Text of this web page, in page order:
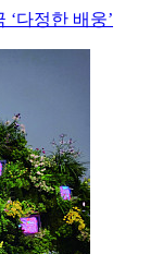
다정한 배웅’